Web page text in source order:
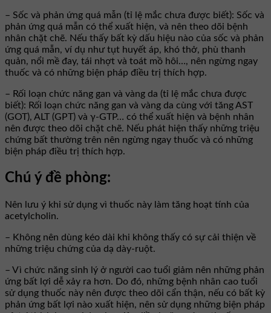
– Sốc và phản ứng quá mẫn (tỉ lệ mắc chưa được biết): Sốc và
phản ứng quá mẫn có thể xuất hiện, và nên theo dõi bệnh
nhân chặt chẽ. Nếu thấy bất kỳ dấu hiệu nào của sốc và phản
ứng quá mẫn, ví dụ như tụt huyết áp, khó thở, phù thanh
quản, nổi mề đay, tái nhợt và toát mồ hôi…, nên ngừng ngay
thuốc và có những biện pháp điều trị thích hợp.
– Rối loạn chức năng gan và vàng da (tỉ lệ mắc chưa được
biết): Rối loạn chức năng gan và vàng da cùng với tăng AST
(GOT), ALT (GPT) và γ-GTP… có thể xuất hiện và bệnh nhân
nên được theo dõi chặt chẽ. Nếu phát hiện thấy những triệu
chứng bất thường trên nên ngừng ngay thuốc và có những
biện pháp điều trị thích hợp.
Chú ý đề phòng:
Nên lưu ý khi sử dụng vì thuốc này làm tăng hoạt tính của
acetylcholin.
– Không nên dùng kéo dài khi không thấy có sự cải thiện về
những triệu chứng của dạ dày-ruột.
– Vì chức năng sinh lý ở người cao tuổi giảm nên những phản
ứng bất lợi dễ xảy ra hơn. Do đó, những bệnh nhân cao tuổi
sử dụng thuốc này nên được theo dõi cẩn thận, nếu có bất kỳ
phản ứng bất lợi nào xuất hiện, nên sử dụng những biện pháp